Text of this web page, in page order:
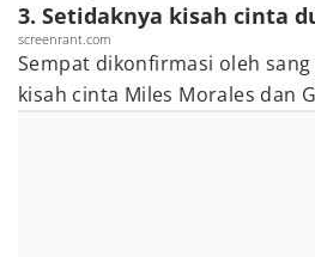
3. Setidaknya kisah cinta
screenrant.com
Sempat dikonfirmasi oleh
kisah cinta Miles Morales dan